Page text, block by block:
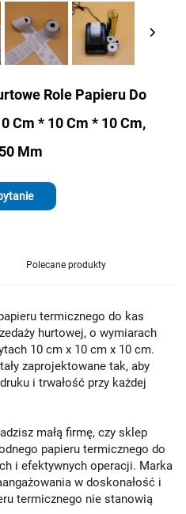
Role Papieru Do
Cm * 10 Cm * 10 Cm,
Mm
Polecane produkty
termicznego do kas
hurtowej, o wymiarach
10 cm x 10 cm x 10 cm.
zaprojektowane tak, aby
i trwałość przy każdej
małą firmę, czy sklep
papieru termicznego do
i efektywnych operacji. Marka
w doskonałość i
termicznego nie stanowią